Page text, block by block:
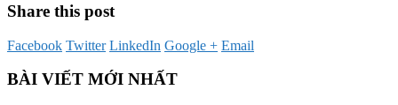
Share this post
Facebook Twitter LinkedIn Google + Email
BÀI VIẾT MỚI NHẤT